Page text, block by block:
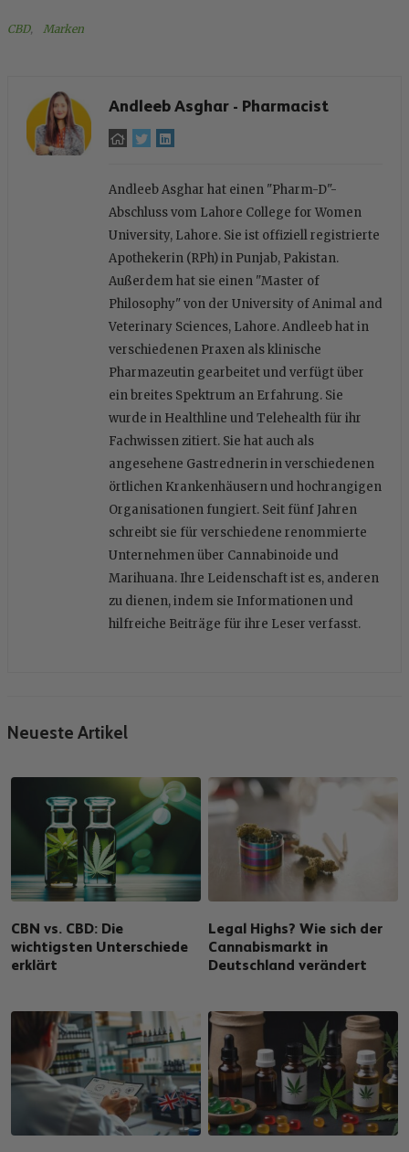
CBD, Marken
Andleeb Asghar - Pharmacist
Andleeb Asghar hat einen "Pharm-D"-
Abschluss vom Lahore College for Women
University, Lahore. Sie ist offiziell registrierte
Apothekerin (RPh) in Punjab, Pakistan.
Außerdem hat sie einen "Master of
Philosophy" von der University of Animal and
Veterinary Sciences, Lahore. Andleeb hat in
verschiedenen Praxen als klinische
Pharmazeutin gearbeitet und verfügt über
ein breites Spektrum an Erfahrung. Sie
wurde in Healthline und Telehealth für ihr
Fachwissen zitiert. Sie hat auch als
angesehene Gastrednerin in verschiedenen
örtlichen Krankenhäusern und hochrangigen
Organisationen fungiert. Seit fünf Jahren
schreibt sie für verschiedene renommierte
Unternehmen über Cannabinoide und
Marihuana. Ihre Leidenschaft ist es, anderen
zu dienen, indem sie Informationen und
hilfreiche Beiträge für ihre Leser verfasst.
Neueste Artikel
CBN vs. CBD: Die
wichtigsten Unterschiede
erklärt
Legal Highs? Wie sich der
Cannabismarkt in
Deutschland verändert